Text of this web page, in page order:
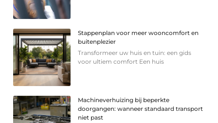
Stappenplan voor meer wooncomfort en
buitenplezier
Transformeer uw huis en tuin: een gids
voor ultiem comfort Een huis
Machineverhuizing bij beperkte
doorgangen: wanneer standaard transport
niet past